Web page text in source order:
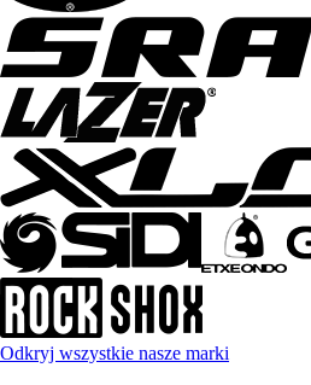
Odkryj wszystkie nasze marki